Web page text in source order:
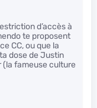
d’accès à
te proposent
CC, ou que la
dose de Justin
(la fameuse culture